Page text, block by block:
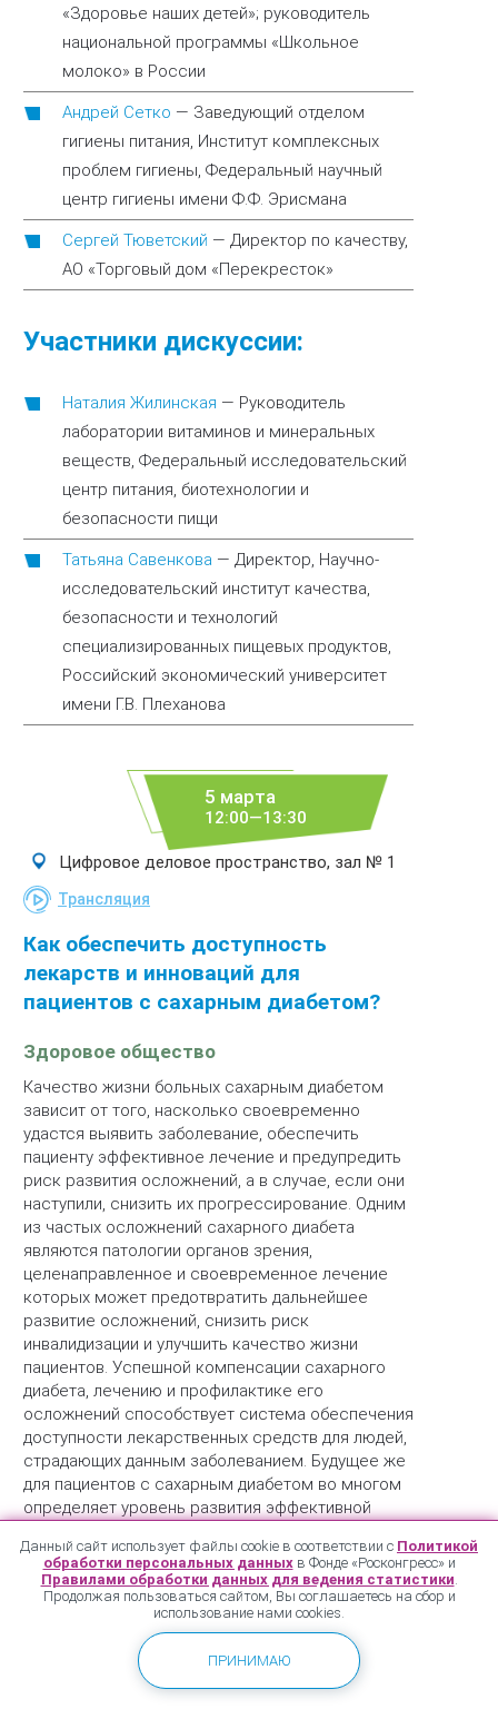
«Здоровье наших детей»; руководитель
национальной программы «Школьное
молоко» в России
Андрей Сетко — Заведующий отделом
гигиены питания, Институт комплексных
проблем гигиены, Федеральный научный
центр гигиены имени Ф.Ф. Эрисмана
Сергей Тюветский — Директор по качеству,
АО «Торговый дом «Перекресток»
Участники дискуссии:
Наталия Жилинская — Руководитель
лаборатории витаминов и минеральных
веществ, Федеральный исследовательский
центр питания, биотехнологии и
безопасности пищи
Татьяна Савенкова — Директор, Научно-
исследовательский институт качества,
безопасности и технологий
специализированных пищевых продуктов,
Российский экономический университет
имени Г.В. Плеханова
5 марта
12:00—13:30
Цифровое деловое пространство, зал № 1
Трансляция
Как обеспечить доступность
лекарств и инноваций для
пациентов с сахарным диабетом?
Здоровое общество
Качество жизни больных сахарным диабетом
зависит от того, насколько своевременно
удастся выявить заболевание, обеспечить
пациенту эффективное лечение и предупредить
риск развития осложнений, а в случае, если они
наступили, снизить их прогрессирование. Одним
из частых осложнений сахарного диабета
являются патологии органов зрения,
целенаправленное и своевременное лечение
которых может предотвратить дальнейшее
развитие осложнений, снизить риск
инвалидизации и улучшить качество жизни
пациентов. Успешной компенсации сахарного
диабета, лечению и профилактике его
осложнений способствует система обеспечения
доступности лекарственных средств для людей,
страдающих данным заболеванием. Будущее же
для пациентов с сахарным диабетом во многом
определяет уровень развития эффективной
быстро новейшие разработки и технологии будут
включены в стандарты оказания медицинской
помощи. Какие сегодня существуют
возможности совершенствования
лекарственного обеспечения пациентов с
офтальмологическими осложнениями сахарного
диабета? В чем заключаются особенности
Данный сайт использует файлы cookie в соответствии с Политикой
обработки персональных данныхв Фонде «Росконгресс» и
Правилами обработки данных для ведения статистики.
Продолжая пользоваться сайтом, Вы соглашаетесь на сбор и
использование нами cookies.
ПРИНИМАЮ